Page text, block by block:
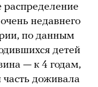
распределение
недавнего
по данным
детей
— к 4 годам,
доживала